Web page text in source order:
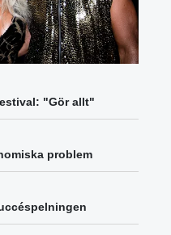
"Gör allt"
problem